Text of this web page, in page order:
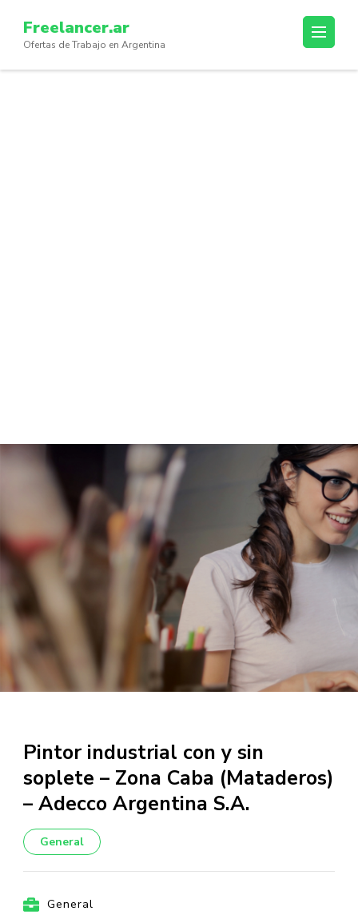
content
(Press
Freelancer.ar
Ofertas de Trabajo en Argentina
Pintor industrial con y sin
soplete – Zona Caba (Mataderos)
– Adecco Argentina S.A.
General
General